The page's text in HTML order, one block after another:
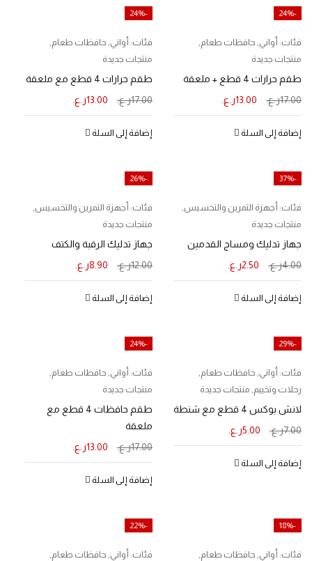
-24%
فئات: أواني, حافظات طعام,
منتجات جديدة
طقم حرارات 4 قطع + ملعقة
17.00ر.ع. 13.00ر.ع.
إضافة إلى السلة
-24%
فئات: أواني, حافظات طعام,
منتجات جديدة
طقم حرارات 4 قطع مع ملعقة
17.00ر.ع. 13.00ر.ع.
إضافة إلى السلة
-37%
فئات: أجهزة التمرين والتخسيس,
منتجات جديدة
جهاز تدليك ومساج القدمين
4.00ر.ع. 2.50ر.ع.
إضافة إلى السلة
-26%
فئات: أجهزة التمرين والتخسيس,
منتجات جديدة
جهاز تدليك الرقبة والكتف
12.00ر.ع. 8.90ر.ع.
إضافة إلى السلة
-29%
فئات: أواني, حافظات طعام,
رحلات وتخييم, منتجات جديدة
لانش بوكس 4 قطع مع شنطة
7.00ر.ع. 5.00ر.ع.
إضافة إلى السلة
-24%
فئات: أواني, حافظات طعام,
منتجات جديدة
طقم حافظات 4 قطع مع
ملعقة
17.00ر.ع. 13.00ر.ع.
إضافة إلى السلة
-18%
فئات: أواني, حافظات طعام,
-22%
فئات: أواني, حافظات طعام,